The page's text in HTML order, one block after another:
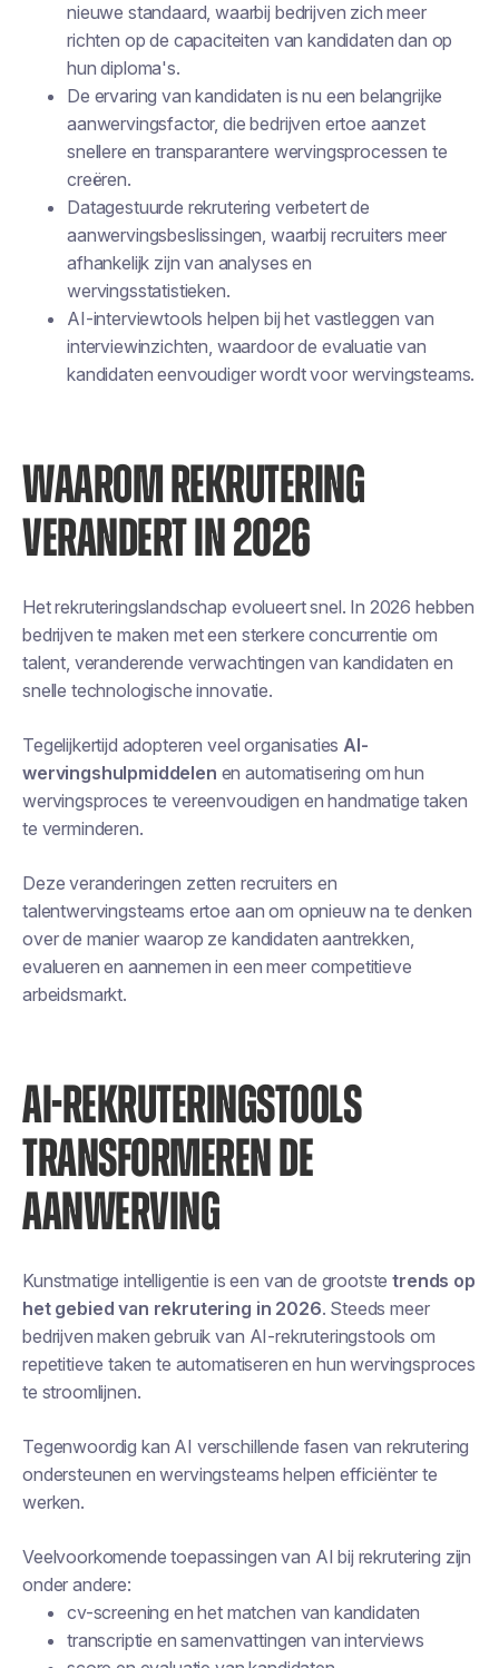
nieuwe standaard, waarbij bedrijven zich meer
richten op de capaciteiten van kandidaten dan op
hun diploma's.
De ervaring van kandidaten is nu een belangrijke
aanwervingsfactor, die bedrijven ertoe aanzet
snellere en transparantere wervingsprocessen te
creëren.
Datagestuurde rekrutering verbetert de
aanwervingsbeslissingen, waarbij recruiters meer
afhankelijk zijn van analyses en
wervingsstatistieken.
AI-interviewtools helpen bij het vastleggen van
interviewinzichten, waardoor de evaluatie van
kandidaten eenvoudiger wordt voor wervingsteams.
WAAROM REKRUTERING
VERANDERT IN 2026
Het rekruteringslandschap evolueert snel. In 2026 hebben
bedrijven te maken met een sterkere concurrentie om
talent, veranderende verwachtingen van kandidaten en
snelle technologische innovatie.
Tegelijkertijd adopteren veel organisatiesAI-
wervingshulpmiddelen en automatisering om hun
wervingsproces te vereenvoudigen en handmatige taken
te verminderen.
Deze veranderingen zetten recruiters en
talentwervingsteams ertoe aan om opnieuw na te denken
over de manier waarop ze kandidaten aantrekken,
evalueren en aannemen in een meer competitieve
arbeidsmarkt.
AI-REKRUTERINGSTOOLS
TRANSFORMEREN DE
AANWERVING
Kunstmatige intelligentie is een van de grootstetrends op
het gebied van rekrutering in 2026. Steeds meer
bedrijven maken gebruik van AI-rekruteringstools om
repetitieve taken te automatiseren en hun wervingsproces
te stroomlijnen.
Tegenwoordig kan AI verschillende fasen van rekrutering
ondersteunen en wervingsteams helpen efficiënter te
werken.
Veelvoorkomende toepassingen van AI bij rekrutering zijn
onder andere:
cv-screening en het matchen van kandidaten
transcriptie en samenvattingen van interviews